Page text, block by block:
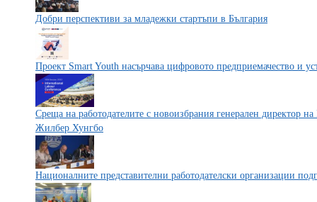
Добри перспективи за младежки стартъпи в България
Проект Smart Youth насърчава цифровото предприемачество и
Среща на работодателите с новоизбрания генерален директор
Жилбер Хунгбо
Националните представителни работодателски организации